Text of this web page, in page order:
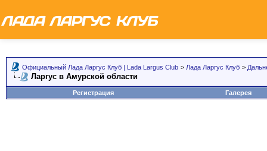
Официальный Лада Ларгус Клуб | Lada Largus Club > Лада Ларгус Клуб >
Ларгус в Амурской области
Регистрация Галерея